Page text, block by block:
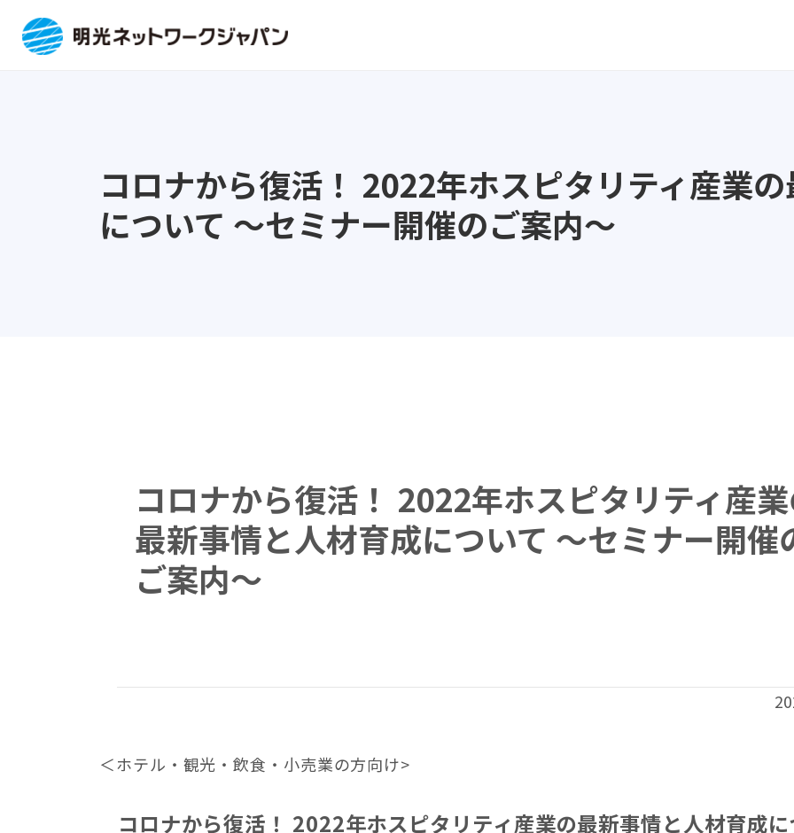
コロナから復活！ 2022年ホスピタリティ産業
について ～セミナー開催のご案内～
コロナから復活！ 2022年ホスピタリティ産
最新事情と人材育成について ～セミナー開催
ご案内～
＜ホテル・観光・飲食・小売業の方向け>
コロナから復活！ 2022年ホスピタリティ産業の最新事情と人材育成に